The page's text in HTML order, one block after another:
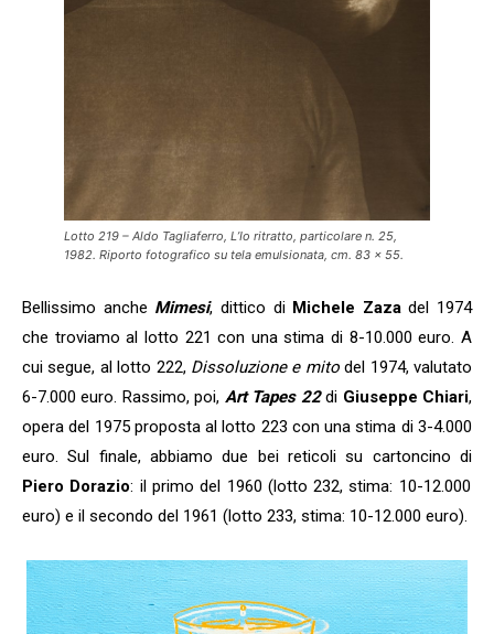
Lotto 219 – Aldo Tagliaferro, L’Io ritratto, particolare n. 25,
1982. Riporto fotografico su tela emulsionata, cm. 83 x 55.
Bellissimo anche Mimesi, dittico di Michele Zazadel 1974
che troviamo al lotto 221 con una stima di 8-10.000 euro. A
cui segue, al lotto 222, Dissoluzione e mitodel 1974, valutato
6-7.000 euro. Rassimo, poi, Art Tapes 22di Giuseppe Chiari,
opera del 1975 proposta al lotto 223 con una stima di 3-4.000
euro. Sul finale, abbiamo due bei reticoli su cartoncino di
Piero Dorazio: il primo del 1960 (lotto 232, stima: 10-12.000
euro) e il secondo del 1961 (lotto 233, stima: 10-12.000 euro).